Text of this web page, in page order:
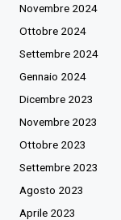
Novembre 2024
Ottobre 2024
Settembre 2024
Gennaio 2024
Dicembre 2023
Novembre 2023
Ottobre 2023
Settembre 2023
Agosto 2023
Aprile 2023